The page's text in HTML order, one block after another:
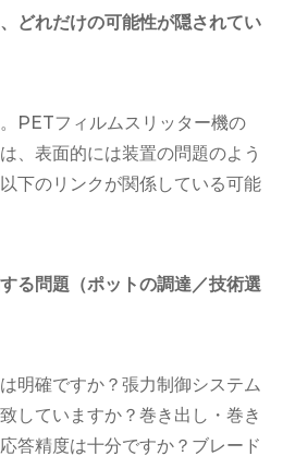
どれだけの可能性が隠されてい
PETフィルムスリッター機の
、表面的には装置の問題のよう
下のリンクが関係している可能
る問題（ポットの調達／技術選
明確ですか？張力制御システム
していますか？巻き出し・巻き
答精度は十分ですか？ブレード